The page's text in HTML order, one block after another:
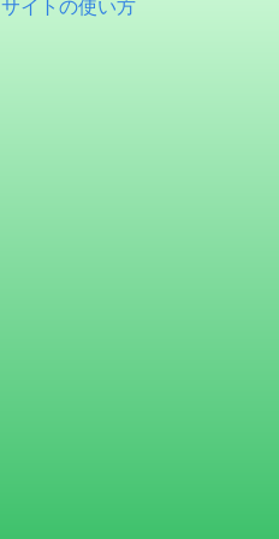
サイトの使い方